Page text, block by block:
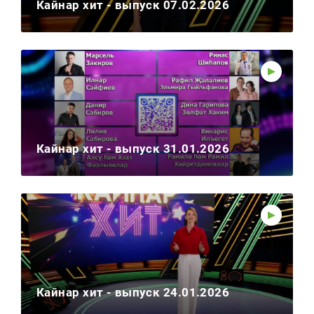
Кайнар хит - выпуск 07.02.2026
Кайнар хит - выпуск 31.01.2026
Кайнар хит - выпуск 24.01.2026